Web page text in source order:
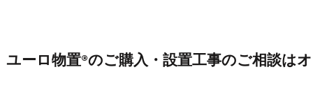
ユーロ物置®のご購入・設置工事のご相談は